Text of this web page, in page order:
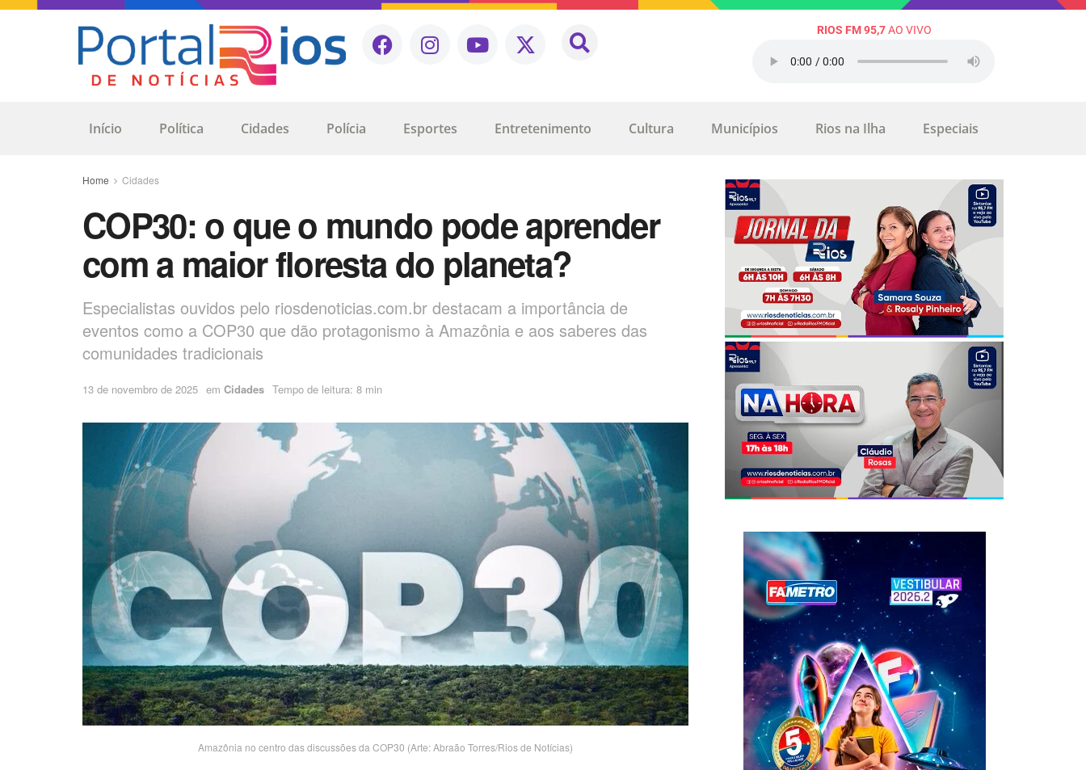
RIOS FM 95,7AO VIVO
Início Política Cidades Polícia Esportes Entretenimento Cultura Municípios Rios na Ilha Especiais
Home Cidades
COP30: o que o mundo pode aprender
com a maior floresta do planeta?
Especialistas ouvidos pelo riosdenoticias.com.br destacam a importância de
eventos como a COP30 que dão protagonismo à Amazônia e aos saberes das
comunidades tradicionais
13 de novembro de 2025 em Cidades Tempo de leitura: 8 min
Amazônia no centro das discussões da COP30 (Arte: Abraão Torres/Rios de Notícias)